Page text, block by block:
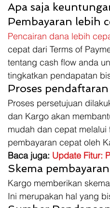
Apa saja
Pembayaran lebih
Pencairan dana lebih
cepat dari Terms of
tentang cash flow anda
tingkatkan pendapatan
Proses
Proses persetujuan
dan Kargo akan
mudah dan cepat
pembayaran cepat oleh
Baca juga: Update Fitur:
Skema
Kargo memberikan skema
Ini merupakan hal yang